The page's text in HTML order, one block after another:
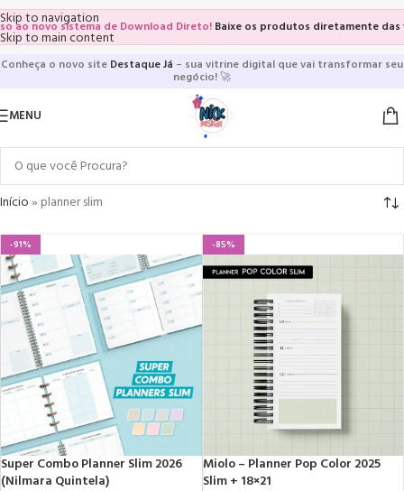
Skip to navigation
Skip to main content
sistema de Download Direto!Baixe os produtos diretamente das vitrines
Conheça o novo site Destaque Já – sua vitrine digital que vai transformar seu
negócio!🚀
MENU
Início» planner slim
-91%
Super Combo Planner Slim 2026
(Nilmara Quintela)
-85%
Miolo – Planner Pop Color 2025
Slim + 18×21